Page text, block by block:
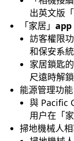
出英文版
「家居」 app
訪客權限
和保安系統
家居鎖匙
尺遠時解
能源管理功能
與 Pacific
用户在「
掃地機械人相